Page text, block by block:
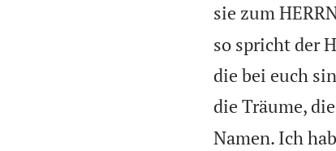
sie zum
so spricht der
die bei euch
die Träume,
Namen. Ich